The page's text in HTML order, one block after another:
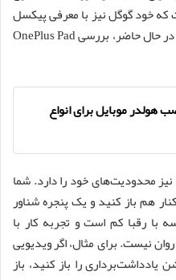
خود گوگل نیز با معرفی پیکسل
تبلت تلاش دارد آن را برطرف کند، اما در حال حاضر، بررسی OnePlus Pad
هولدر موبایل برای انواع
محدودیت‌های خود را دارد. شما
هم باز کنید و یک پنجره شناور
با رقبا کم است و تجربه کار با
نیست. برای مثال، اگر ویدیویی
یادداشت‌برداری را باز کنید، باز